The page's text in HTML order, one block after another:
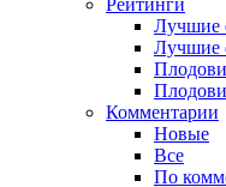
Лучшие
Лучшие
Комментарии
Новые
Все
По